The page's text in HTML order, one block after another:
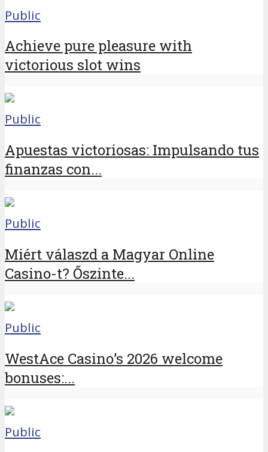
Public
Achieve pure pleasure with
victorious slot wins
Public
Apuestas victoriosas: Impulsando tus
finanzas con...
Public
Miért válaszd a Magyar Online
Casino-t? Őszinte...
Public
WestAce Casino’s 2026 welcome
bonuses:...
Public